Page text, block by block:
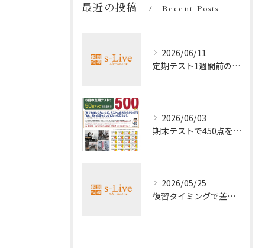
最近の投稿 Recent Posts
2026/06/11
定期テスト1週間前の効率暗記法
2026/06/03
期末テストで450点を取る勉強法
2026/05/25
復習タイミングで差がつく勉強法